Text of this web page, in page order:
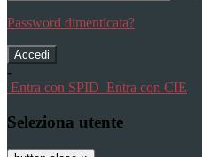
Password dimenticata?
-
Entra con SPID Entra con CIE
Seleziona utente